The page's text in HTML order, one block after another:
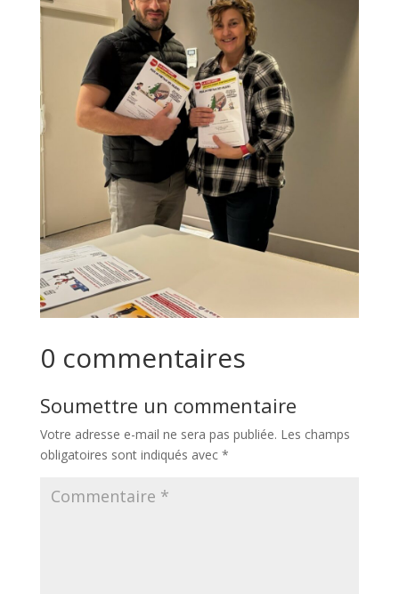
0 commentaires
Soumettre un commentaire
Votre adresse e-mail ne sera pas publiée. Les champs
obligatoires sont indiqués avec *